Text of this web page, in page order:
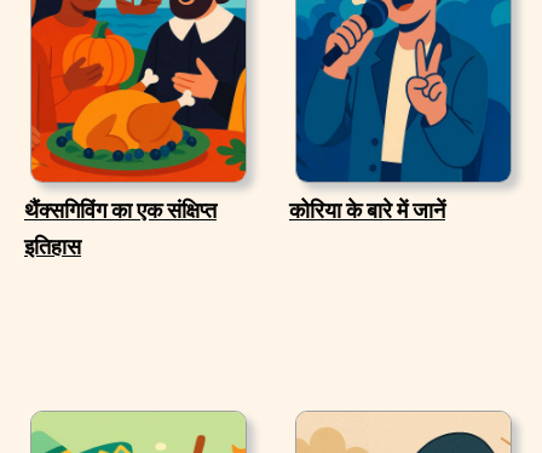
थैंक्सगिविंग का एक संक्षिप्त
इतिहास
कोरिया के बारे में जानें